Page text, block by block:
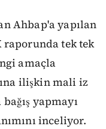
Ahbap'a yapılan
raporunda tek tek
amaçla
ilişkin mali iz
yapmayı
inceliyor.